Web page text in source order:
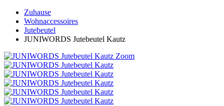
Zuhause
Wohnaccessoires
Jutebeutel
JUNIWORDS Jutebeutel Kautz
Zoom